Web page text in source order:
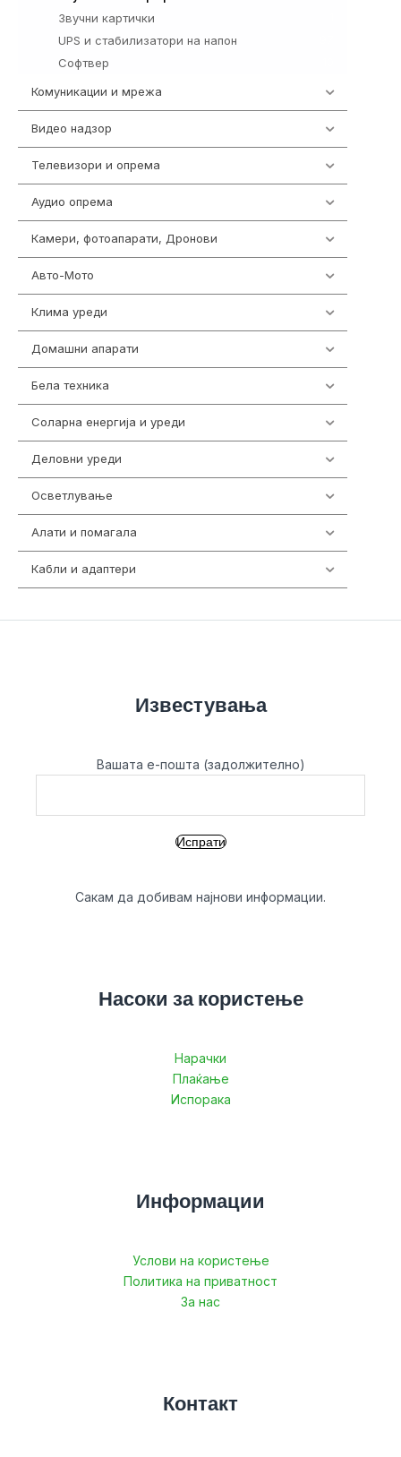
Звучни картички
UPS и стабилизатори на напон
Софтвер
Комуникации и мрежа
Видео надзор
Телевизори и опрема
Аудио опрема
Камери, фотоапарати, Дронови
Авто-Мото
Клима уреди
Домашни апарати
Бела техника
Соларна енергија и уреди
Деловни уреди
Осветлување
Алати и помагала
Кабли и адаптери
Известувања
Вашата е-пошта (задолжително)
Сакам да добивам најнови информации.
Насоки за користење
Нарачки
Плаќање
Испорака
Информации
Услови на користење
Политика на приватност
За нас
Контакт